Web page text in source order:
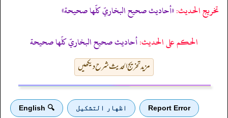
تخریج الحدیث:«أحاديث صحيح البخاريّ كلّها صحيحة»
الحكم على الحديث:أحاديث صحيح البخاريّ كلّها صحيحة
مزید تخریج الحدیث شرح دیکھیں
Report Error اظهار التشكيل 🔍 English